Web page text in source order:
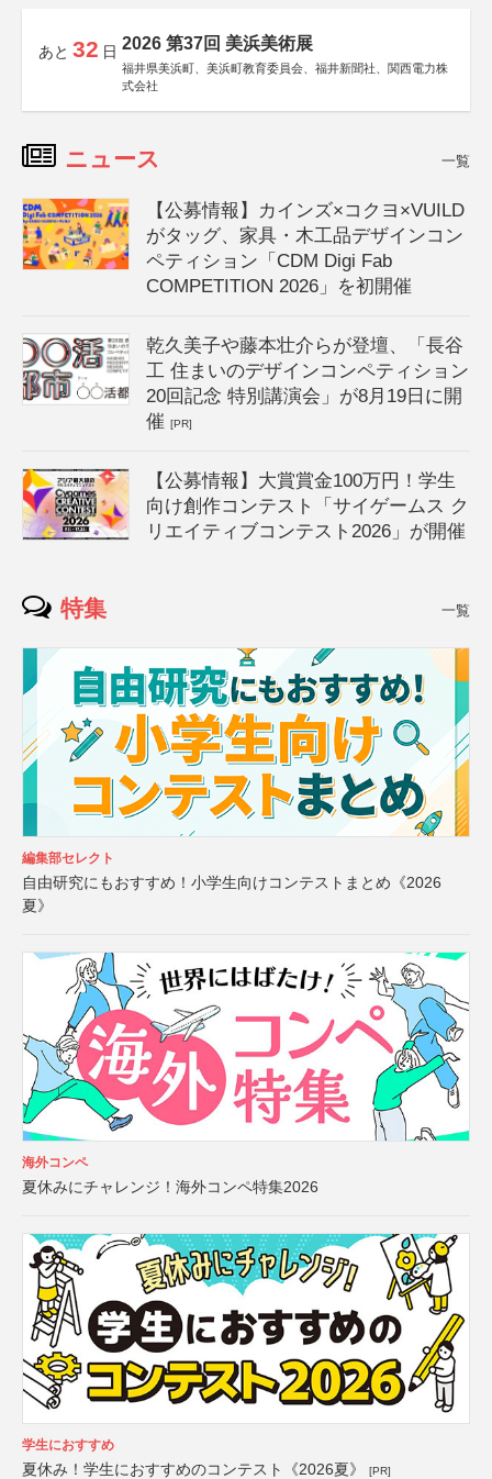
あと 32 日 2026 第37回 美浜美術展
福井県美浜町、美浜町教育委員会、福井新聞社、関西電力株
式会社
ニュース 一覧
【公募情報】カインズ×コクヨ×VUILD
がタッグ、家具・木工品デザインコン
ペティション「CDM Digi Fab
COMPETITION 2026」を初開催
乾久美子や藤本壮介らが登壇、「長谷
工 住まいのデザインコンペティション
20回記念 特別講演会」が8月19日に開
催[PR]
【公募情報】大賞賞金100万円！学生
向け創作コンテスト「サイゲームス ク
リエイティブコンテスト2026」が開催
特集 一覧
編集部セレクト
自由研究にもおすすめ！小学生向けコンテストまとめ《2026
夏》
海外コンペ
夏休みにチャレンジ！海外コンペ特集2026
学生におすすめ
夏休み！学生におすすめのコンテスト《2026夏》 [PR]